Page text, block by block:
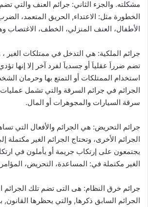
مشكلته. والجزء الثاني: جرائم العنف والتي
الخطورة مثل: الاعتداء, الحريق المتعمد،
الأطفال، العنف المنزلي، الخطف، الاغتصاب
جرائم الملكية: هي التدخل في ممتلكات الغير ،
تضم ضرراَ عقلياَ أو جسدياَ لفرد آخر إلا إنها
استخدام الممتلكات أو التمتع بها وحرمان
الجرائم في جرائم السرقة والتي تشمل
سرقة السيارات والمجوهرات أو المال.
جرائم التحريض: هي الجرائم والأفعال التي
الجرائم الأخرى، وتحتاج الجرائم الغير
يجتمعون على إرتكاب جريمة أو يأملون في
الغير مكتملة في: المساعدة، التحريض،
جرائم خرق النظام: هى التى تضم تلك الجرائم
الجرائم السابق ذكرها, والتي يحظرها القانون,